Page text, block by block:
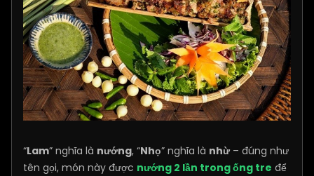
“Lam” nghĩa là nướng, “Nhọ” nghĩa là nhừ – đúng như
tên gọi, món này được nướng 2 lần trong ống tre để